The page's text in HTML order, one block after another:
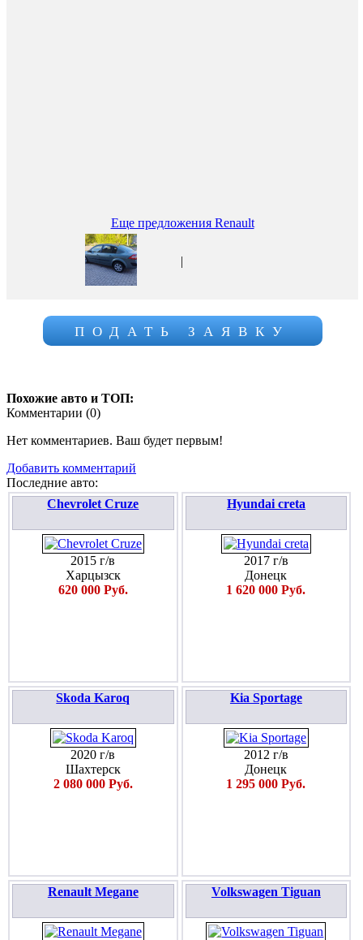
Еще предложения Renault
|
ПОДАТЬ ЗАЯВКУ
Похожие авто и ТОП:
Комментарии (0)
Нет комментариев. Ваш будет первым!
Добавить комментарий
Последние авто:
Chevrolet Cruze
2015 г/в
Харцызск
620 000 Руб.
Hyundai creta
2017 г/в
Донецк
1 620 000 Руб.
Skoda Karoq
2020 г/в
Шахтерск
2 080 000 Руб.
Kia Sportage
2012 г/в
Донецк
1 295 000 Руб.
Renault Megane Volkswagen Tiguan